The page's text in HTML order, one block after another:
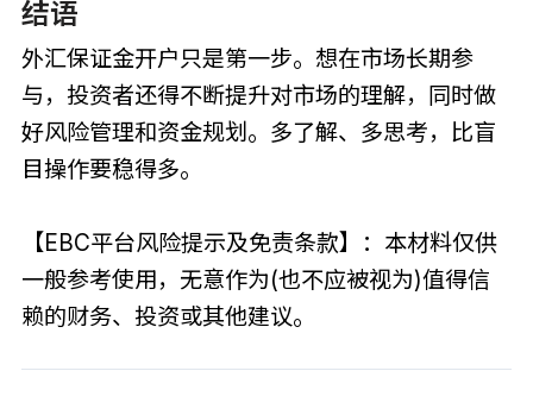
结语
外汇保证金开户只是第一步。想在市场长期参
与，投资者还得不断提升对市场的理解，同时做
好风险管理和资金规划。多了解、多思考，比盲
目操作要稳得多。
【EBC平台风险提示及免责条款】：本材料仅供
一般参考使用，无意作为(也不应被视为)值得信
赖的财务、投资或其他建议。